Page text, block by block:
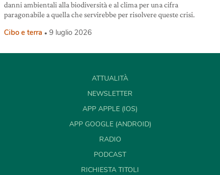
danni ambientali alla biodiversità e al clima per una cifra
paragonabile a quella che servirebbe per risolvere queste crisi.
Cibo e terra 9 luglio 2026
ATTUALITÀ
NEWSLETTER
APP APPLE (IOS)
APP GOOGLE (ANDROID)
RADIO
PODCAST
RICHIESTA TITOLI